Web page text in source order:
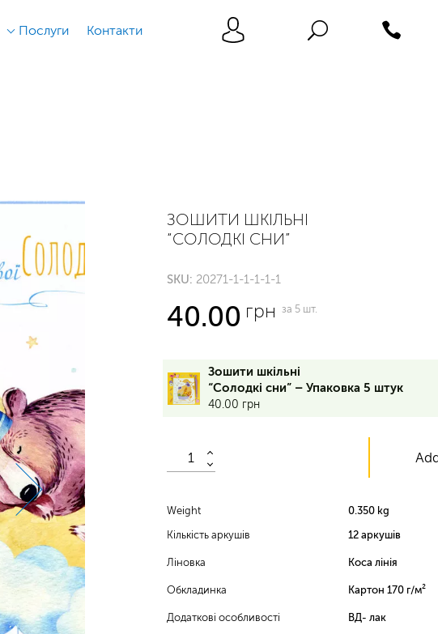
Послуги Контакти
ЗОШИТИ ШКІЛЬНІ
“СОЛОДКІ СНИ”
SKU: 20271-1-1-1-1-1
40.00грн за 5 шт.
аркушів,
коса
г/
вн.
–
52
м²
Зошити шкільні
“Солодкі сни” – Упаковка 5 штук
40.00 грн
Weight
0.350 kg
Кількість аркушів
12 аркушів
Ліновка Коса лінія
Обкладинка Картон 170 г/м²
Додаткові особливості ВД- лак